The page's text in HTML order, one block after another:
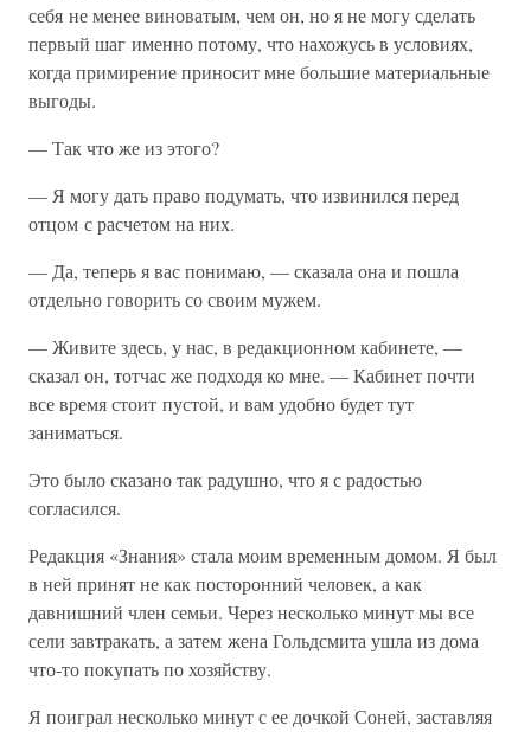
себя не менее виноватым, чем он, но я не могу сделать
первый шаг именно потому, что нахожусь в условиях,
когда примирение приносит мне большие материальные
выгоды.
— Так что же из этого?
— Я могу дать право подумать, что извинился перед
отцом с расчетом на них.
— Да, теперь я вас понимаю, — сказала она и пошла
отдельно говорить со своим мужем.
— Живите здесь, у нас, в редакционном кабинете, —
сказал он, тотчас же подходя ко мне. — Кабинет почти
все время стоит пустой, и вам удобно будет тут
заниматься.
Это было сказано так радушно, что я с радостью
согласился.
Редакция «Знания» стала моим временным домом. Я был
в ней принят не как посторонний человек, а как
давнишний член семьи. Через несколько минут мы все
сели завтракать, а затем жена Гольдсмита ушла из дома
что-то покупать по хозяйству.
Я поиграл несколько минут с ее дочкой Соней, заставляя